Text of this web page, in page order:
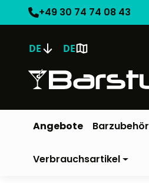
+49 30 74 74 08 43
DE DE
Angebote Barzubehör
Verbrauchsartikel